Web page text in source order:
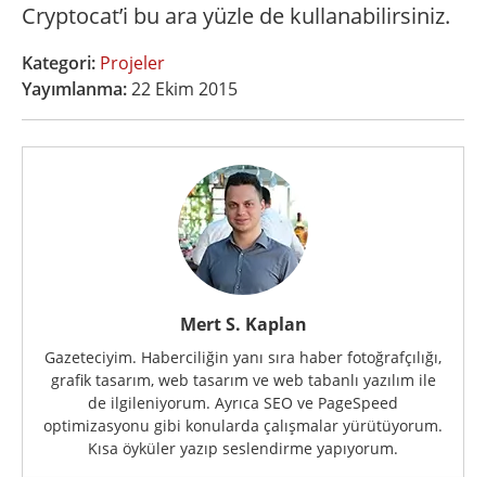
Cryptocat’i bu ara yüzle de kullanabilirsiniz.
Kategori: Projeler
Yayımlanma:22 Ekim 2015
Mert S. Kaplan
Gazeteciyim. Haberciliğin yanı sıra haber fotoğrafçılığı,
grafik tasarım, web tasarım ve web tabanlı yazılım ile
de ilgileniyorum. Ayrıca SEO ve PageSpeed
optimizasyonu gibi konularda çalışmalar yürütüyorum.
Kısa öyküler yazıp seslendirme yapıyorum.